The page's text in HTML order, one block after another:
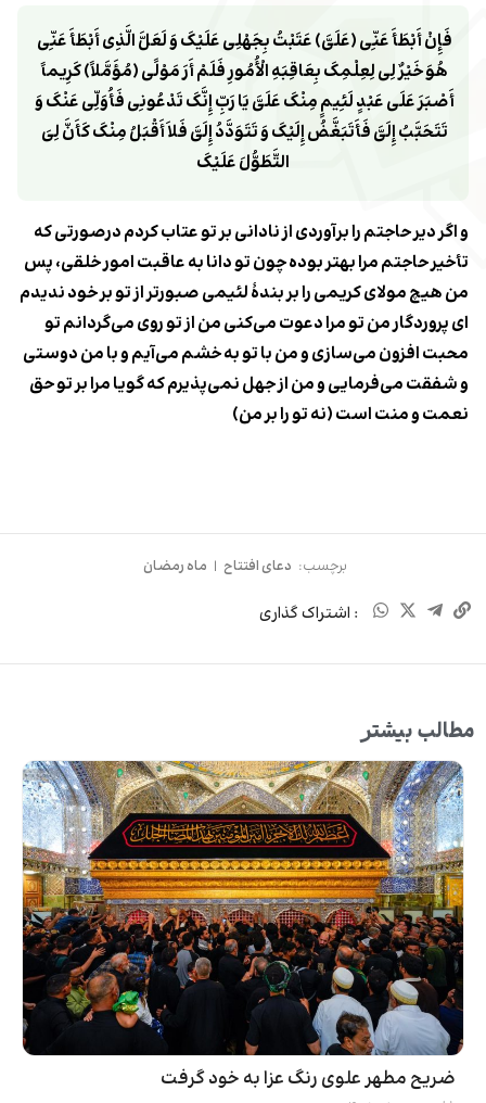
هُوَ خَیْرٌ لِی لِعِلْمِکَ بِعَاقِبَهِ الْأُمُورِ
فَلَمْ أَرَ مَوْلًى (مُؤَمَّلاً) کَرِیماً
التَّطَوُّلَ عَلَیْکَ‏
و اگر دیر حاجتم را برآوردى از نادانى بر تو عتاب کردم درصورتى که
تأخیر حاجتم مرا بهتر بوده چون تو دانا به عاقبت امور خلقى، پس
من هیچ مولاى کریمى را بر بندۀ لئیمى صبورتر از تو بر خود ندیدم
اى پروردگار من تو مرا دعوت مى‌کنى من از تو روى مى‌گردانمتو
محبت افزون مى‌سازى و من با تو به خشم مى‏‌آیم و با من دوستى
و شفقت مى‏‌فرمایى ‏و من از جهل نمى‏‌پذیرم که گویا مرا بر تو حق
نعمت و منت است (نه تو را بر من)
برچسب: دعای افتتاح | ماه رمضان
: اشتراک گذاری
مطالب بیشتر
ضریح مطهر علوی رنگ عزا به خود گرفت